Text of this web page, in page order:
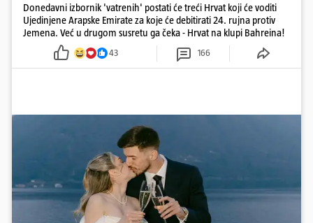
Donedavni izbornik 'vatrenih' postati će treći Hrvat koji će voditi
Ujedinjene Arapske Emirate za koje će debitirati 24. rujna protiv
Jemena. Već u drugom susretu ga čeka - Hrvat na klupi Bahreina!
43 166